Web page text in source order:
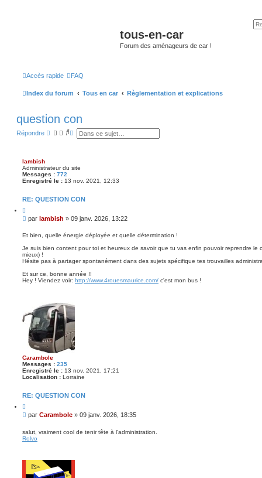
tous-en-car
Forum des aménageurs de car !
Accès rapide FAQ
Index du forum Tous en car Règlementation et explications
question con
Répondre
R
h
R
r
h
v
n
c
e
lambish
Administrateur du site
Messages : 772
Enregistré le : 13 nov. 2021, 12:33
RE: QUESTION CON
i
t
r
M
s
a
g
par lambish » 09 janv. 2026, 13:22
Et bien, quelle énergie déployée et quelle détermination !
Je suis bien content pour toi et heureux de savoir que tu vas enfin pouvoir reprendre le
mieux) !
Hésite pas à partager spontanément dans des sujets spécifique tes trouvailles
Et sur ce, bonne année !!
Hey ! Viendez voir: http://www.4rouesmaurice.com/ c'est mon bus !
Carambole
Messages : 235
Enregistré le : 13 nov. 2021, 17:21
Localisation : Lorraine
RE: QUESTION CON
i
t
r
M
s
s
par Carambole » 09 janv. 2026, 18:35
salut, vraiment cool de tenir tête à l'administration.
Rolvo